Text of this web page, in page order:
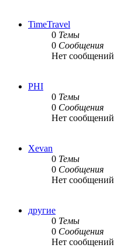
TimeTravel
0 Темы
0 Сообщения
Нет сообщений
PHI
0 Темы
0 Сообщения
Нет сообщений
Xevan
0 Темы
0 Сообщения
Нет сообщений
другие
0 Темы
0 Сообщения
Нет сообщений